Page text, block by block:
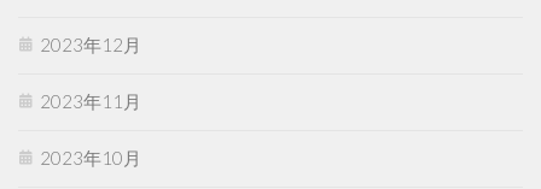
2023年12月
2023年11月
2023年10月